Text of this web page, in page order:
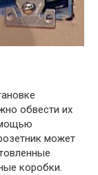
обвести их
может
коробки.